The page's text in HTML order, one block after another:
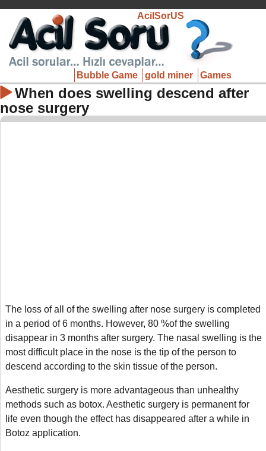
Games
gold miner
Bubble Game
AcilSorUS
When does swelling descend after
nose surgery
The loss of all of the swelling after nose surgery is completed
in a period of 6 months. However, 80 %of the swelling
disappear in 3 months after surgery. The nasal swelling is the
most difficult place in the nose is the tip of the person to
descend according to the skin tissue of the person.
Aesthetic surgery is more advantageous than unhealthy
methods such as botox. Aesthetic surgery is permanent for
life even though the effect has disappeared after a while in
Botoz application.